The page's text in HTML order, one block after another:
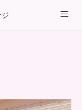
ュール